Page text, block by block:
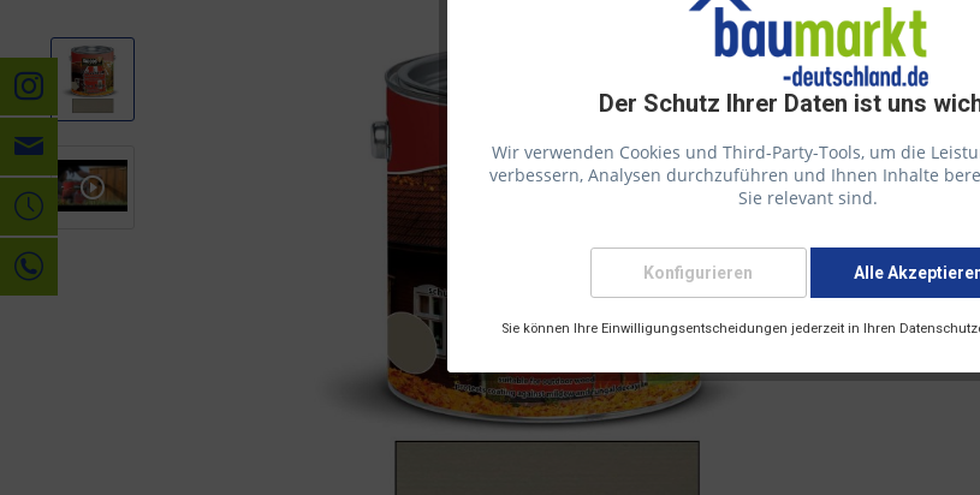
Der Schutz Ihrer Daten ist uns
Wir verwenden Cookies und Third-Party-Tools, um die
verbessern, Analysen durchzuführen und Ihnen Inhalte
Sie relevant sind.
Konfigurieren Alle
Sie können Ihre Einwilligungsentscheidungen jederzeit in Ihren